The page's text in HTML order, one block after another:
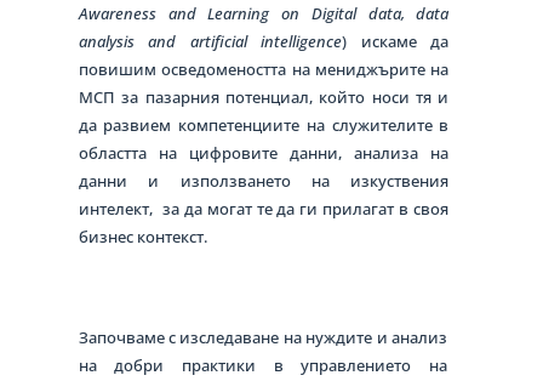
Awareness and Learning on Digital data, data
analysis and artificial intelligence) искамe да
повишим осведомеността на мениджърите на
МСП за пазарния потенциал, който носи тя и
да развием компетенциите на служителите в
областта на цифровите данни, анализа на
данни и използването на изкуствения
интелект, за да могат те да ги прилагат в своя
бизнес контекст.
Започваме с изследаване на нуждите и анализ
на добри практики в управлението на